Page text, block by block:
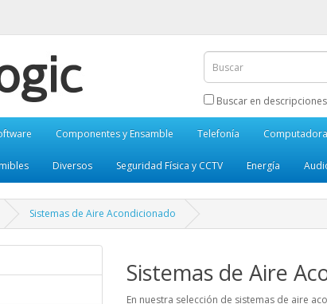
Buscar en descripciones
Componentes y Ensamble Telefonía
Diversos Seguridad Física y CCTV Energía
Sistemas de Aire Acondicionado
Sistemas de Aire
En nuestra selección de sistemas de aire